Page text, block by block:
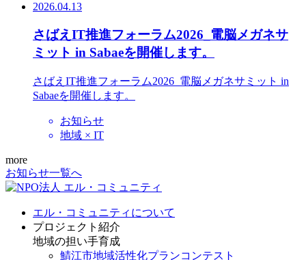
2026.04.13
さばえIT推進フォーラム2026_電脳メガネサ
ミット in Sabaeを開催します。
さばえIT推進フォーラム2026_電脳メガネサミット in
Sabaeを開催します。
お知らせ
地域 × IT
more
お知らせ一覧へ
エル・コミュニティについて
プロジェクト紹介
地域の担い手育成
鯖江市地域活性化プランコンテスト